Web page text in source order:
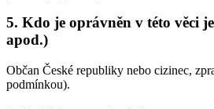
5. Kdo je oprávněn v této věci
apod.)
Občan České republiky nebo cizinec,
podmínkou).